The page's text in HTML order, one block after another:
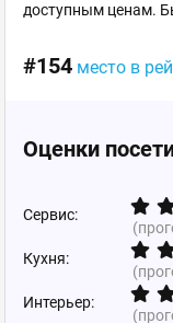
доступным ценам.
#154 место в
Оценки
Сервис:
Кухня:
Интерьер: